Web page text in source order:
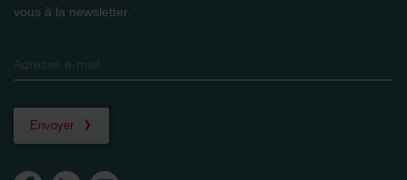
vous à la newsletter.
Envoyer